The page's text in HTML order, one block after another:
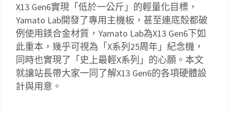
X13 Gen6實現「低於一公斤」的輕量化目標，
Yamato Lab開發了專用主機板，甚至連底殼都破
例使用鎂合金材質，Yamato Lab為X13 Gen6下如
此重本，幾乎可視為「X系列25周年」紀念機，
同時也實現了「史上最輕X系列」的心願。本文
就讓站長帶大家一同了解X13 Gen6的各項硬體設
計與用意。